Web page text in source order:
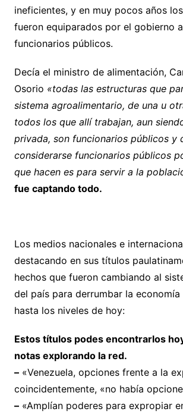
ineficientes, y en muy pocos años
fueron equiparados por el gobierno
funcionarios públicos.
Decía el ministro de alimentación,
Osorio «todas las estructuras que
sistema agroalimentario, de una u
todos los que allí trabajan, aun
privada, son funcionarios públicos y
considerarse funcionarios públicos
que hacen es para servir a la
fue captando todo.
Los medios nacionales e
destacando en sus títulos
hechos que fueron cambiando al
del país para derrumbar la economía
hasta los niveles de hoy:
Estos títulos podes encontrarlos
notas explorando la red.
–«Venezuela, opciones frente a la
coincidentemente, «no había
–«Amplían poderes para expropiar